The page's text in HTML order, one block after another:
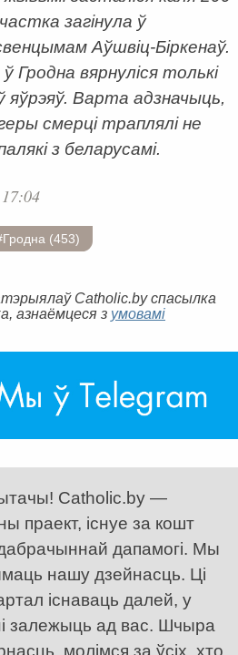
загінула ў
Аўшвіц-Біркенаў.
Гродна вярнуліся толькі
яўрэяў. Варта адзначыць,
смерці траплялі не
з беларусамі.
(453)
Catholic.by спасылка
азнаёмцеся з умовамі
Catholic.by —
праект, існуе за кошт
дапамогі. Мы
нашу дзейнасць. Ці
існаваць далей, у
залежыць ад вас. Шчыра
молімся за ўсіх, хто